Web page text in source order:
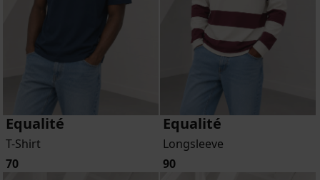
Equalité
T-Shirt
70
Equalité
Longsleeve
90